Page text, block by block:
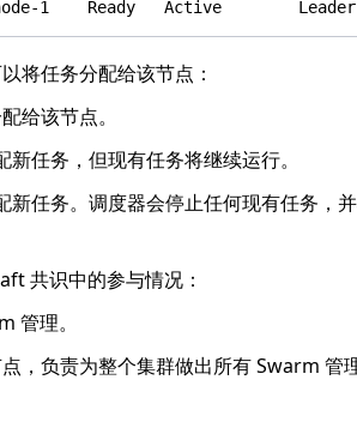
将任务分配给该节点：
给该节点。
任务，但现有任务将继续运行。
新任务。调度器会停止任何现有任务，
共识中的参与情况：
管理。
，负责为整个集群做出所有 Swarm 管